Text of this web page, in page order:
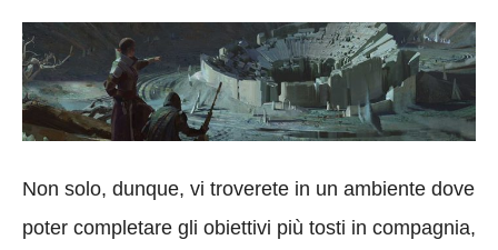
Non solo, dunque, vi troverete in un ambiente dove
poter completare gli obiettivi più tosti in compagnia,